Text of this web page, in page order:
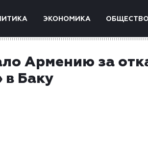
ЭКОНОМИКА ОБЩЕСТВО
Армению за
в Баку